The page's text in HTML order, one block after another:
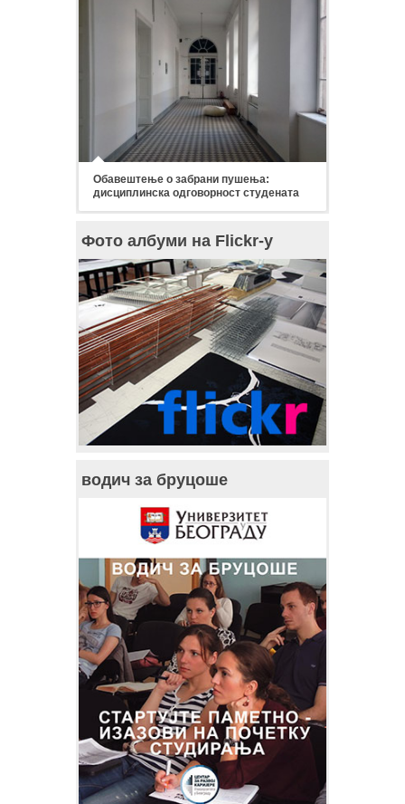
Обавештење о забрани пушења:
дисциплинска одговорност студената
Фото албуми на Flickr-у
водич за бруцоше